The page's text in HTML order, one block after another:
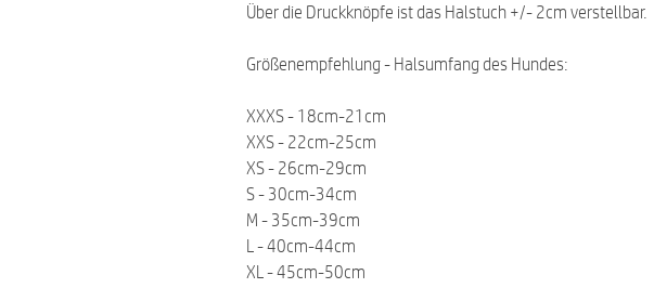
Über die Druckknöpfe ist das Halstuch +/- 2cm verstellbar.
Größenempfehlung - Halsumfang des Hundes:
XXXS - 18cm-21cm
XXS - 22cm-25cm
XS - 26cm-29cm
S - 30cm-34cm
M - 35cm-39cm
L - 40cm-44cm
XL - 45cm-50cm